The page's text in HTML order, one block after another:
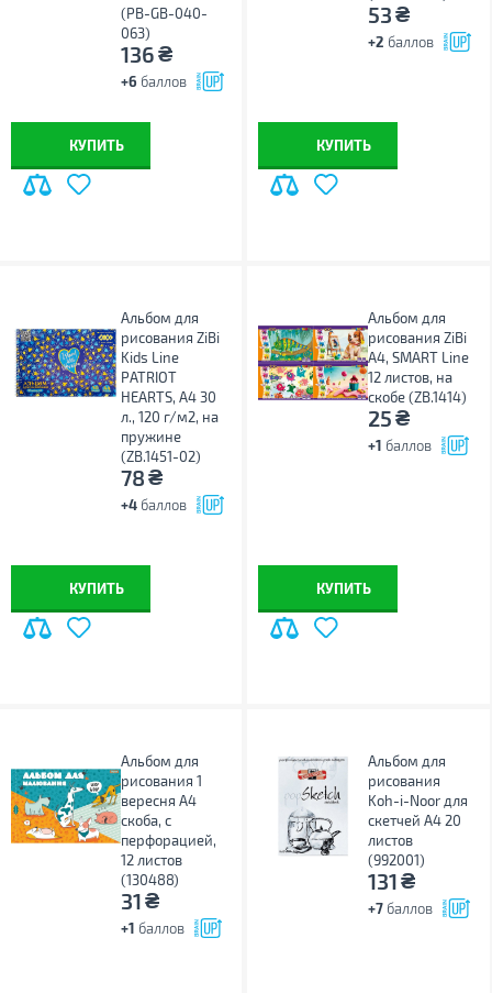
(PB-GB-040-
063)
136₴
+6 баллов
КУПИТЬ
53₴
+2 баллов
КУПИТЬ
Альбом для
рисования ZiBi
Kids Line
PATRIOT
HEARTS, А4 30
л., 120 г/м2, на
пружине
(ZB.1451-02)
78₴
+4 баллов
КУПИТЬ
Альбом для
рисования ZiBi
А4, SMART Line
12 листов, на
скобе (ZB.1414)
25₴
+1 баллов
КУПИТЬ
Альбом для
рисования 1
вересня А4
скоба, с
перфорацией,
12 листов
(130488)
31₴
+1 баллов
Альбом для
рисования
Koh-i-Noor для
скетчей А4 20
листов
(992001)
131₴
+7 баллов